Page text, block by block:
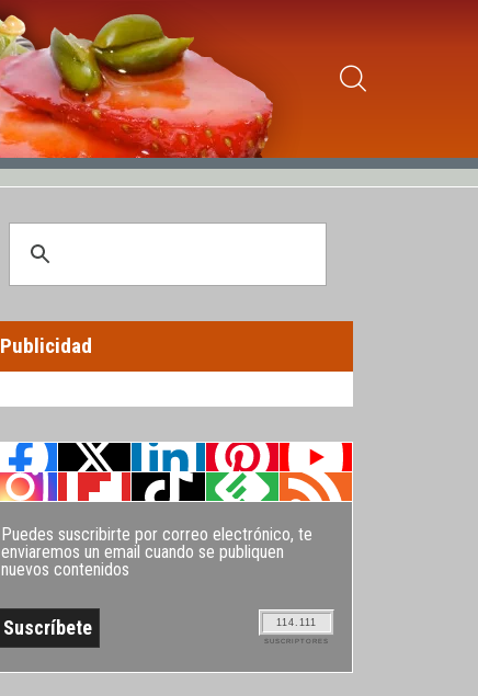
Publicidad
Puedes suscribirte por correo electrónico, te
enviaremos un email cuando se publiquen
nuevos contenidos
114.111
SUSCRIPTORES